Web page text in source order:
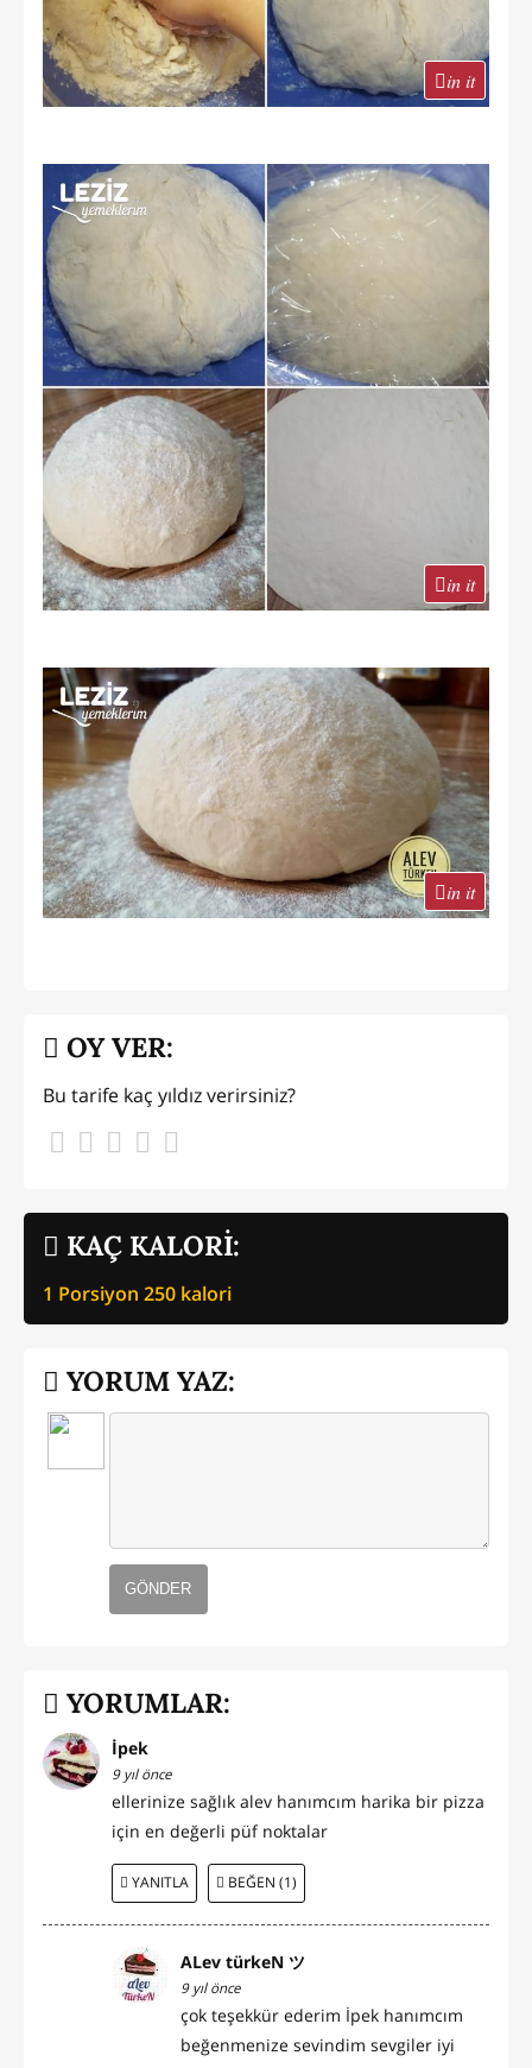
in it
in it
in it
KAÇ KALORİ:
1 Porsiyon 250 kalori
OY VER:
Bu tarife kaç yıldız verirsiniz?
YORUM YAZ:
GÖNDER
YORUMLAR:
İpek
9 yıl önce
ellerinize sağlık alev hanımcım harika bir pizza
için en değerli püf noktalar
YANITLA BEĞEN (1)
ALev türkeN ツ
9 yıl önce
çok teşekkür ederim İpek hanımcım
beğenmenize sevindim sevgiler iyi